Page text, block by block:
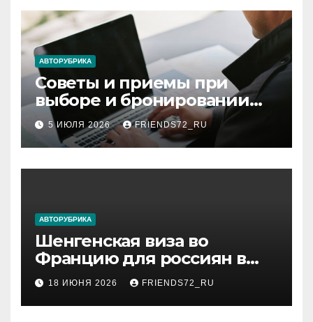
АВТОРУБРИКА
Советы и приемы при
выборе и бронировании
авиабилетов
5 ИЮЛЯ 2026 FRIENDS72_RU
АВТОРУБРИКА
Шенгенская виза во
Францию для россиян в
2026 году: сроки от 3 дней
и список необходимых
документов
18 ИЮНЯ 2026 FRIENDS72_RU